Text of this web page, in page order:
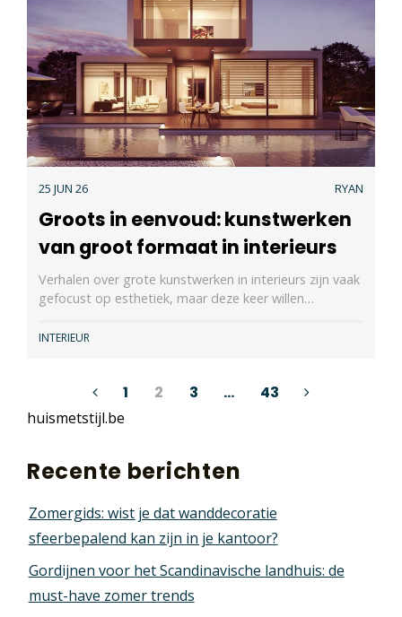
25 JUN 26 RYAN
Groots in eenvoud: kunstwerken
van groot formaat in interieurs
Verhalen over grote kunstwerken in interieurs zijn vaak
gefocust op esthetiek, maar deze keer willen…
INTERIEUR
Berichten
paginering
1 2 3 … 43
huismetstijl.be
Recente berichten
Zomergids: wist je dat wanddecoratie
sfeerbepalend kan zijn in je kantoor?
Gordijnen voor het Scandinavische landhuis: de
must-have zomer trends